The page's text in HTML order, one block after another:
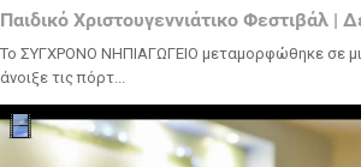
Παιδικό Χριστουγεννιάτικο Φεστιβάλ |
Το ΣΥΓΧΡΟΝΟ ΝΗΠΙΑΓΩΓΕΙΟ μεταμορφώθηκε σε
άνοιξε τις πόρτ...